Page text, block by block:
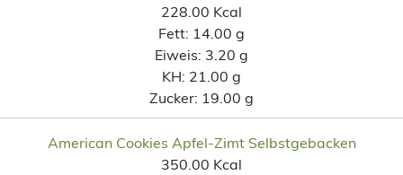
228.00 Kcal
Fett: 14.00 g
Eiweis: 3.20 g
KH: 21.00 g
Zucker: 19.00 g
American Cookies Apfel-Zimt Selbstgebacken
350.00 Kcal